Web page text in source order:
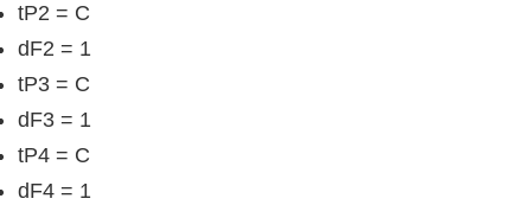
tP2 = C
dF2 = 1
tP3 = C
dF3 = 1
tP4 = C
dF4 = 1